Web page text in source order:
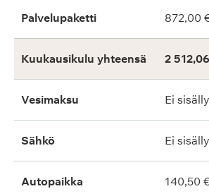
Palvelupaketti 872,00
Kuukausikulu yhteensä 2
Vesimaksu Ei
Sähkö Ei
Autopaikka 140,50